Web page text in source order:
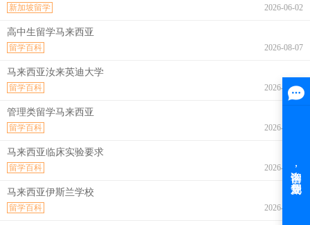
2026-06-02
新加坡留学
高中生留学马来西亚
2026-08-07
留学百科
马来西亚汝来英迪大学
2026-08-07
留学百科
管理类留学马来西亚
2026-08-07
留学百科
马来西亚临床实验要求
2026-08-07
留学百科
马来西亚伊斯兰学校
2026-08-07
留学百科